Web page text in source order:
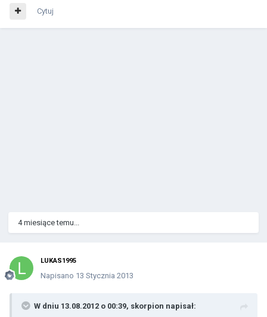
Cytuj
4 miesiące temu...
LUKAS1995
Napisano 13 Stycznia 2013
W dniu 13.08.2012 o 00:39, skorpion napisał: